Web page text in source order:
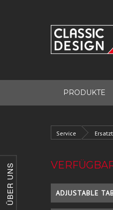
ÜBER UNS
PRODUKTE
Service
ADJUSTABLE